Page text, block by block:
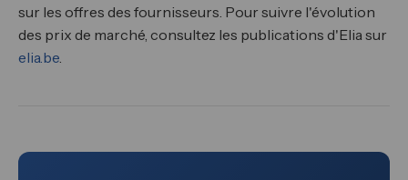
sur les offres des fournisseurs. Pour suivre l'évolution
des prix de marché, consultez les publications d'Elia sur
elia.be.